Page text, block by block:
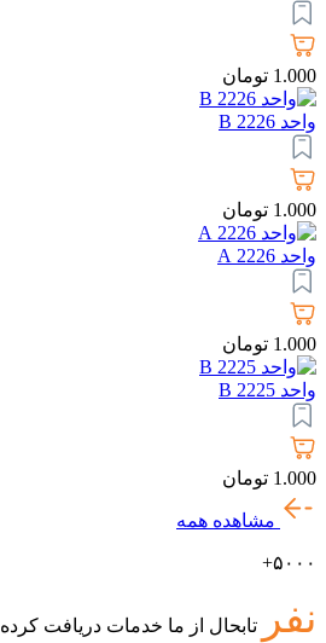
1.000 تومان
واحد 2226 B
1.000 تومان
واحد 2226 A
1.000 تومان
واحد 2225 B
1.000 تومان
مشاهده همه
۵۰۰۰+
نفر تابحال از ما خدمات دریافت کرده